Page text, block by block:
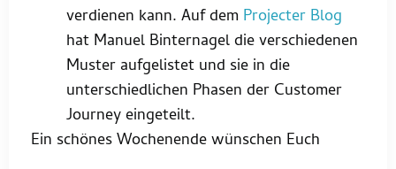
verdienen kann. Auf dem Projecter Blog
hat Manuel Binternagel die verschiedenen
Muster aufgelistet und sie in die
unterschiedlichen Phasen der Customer
Journey eingeteilt.
Ein schönes Wochenende wünschen Euch